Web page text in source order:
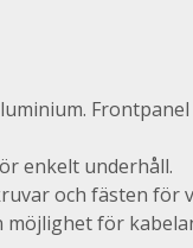
enkelt underhåll.
och fästen för
för